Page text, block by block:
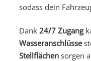
sodass dein
Dank 24/7 Zugang
Wasseranschlüsse
Stellflächensorgen